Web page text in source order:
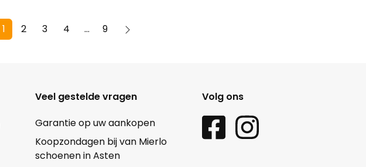
1 2 3 4 9
Veel gestelde vragen
Garantie op uw aankopen
Koopzondagen bij van Mierlo
schoenen in Asten
Volg ons